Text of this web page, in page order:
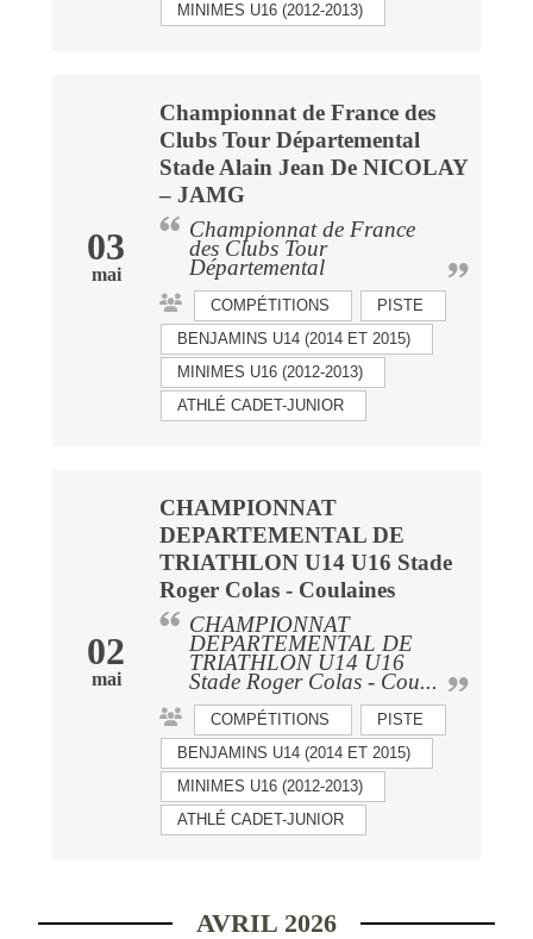
MINIMES U16 (2012-2013)
03
mai
Championnat de France des
Clubs Tour Départemental
Stade Alain Jean De NICOLAY
– JAMG
Championnat de France
des Clubs Tour
Départemental
COMPÉTITIONS
PISTE
BENJAMINS U14 (2014 ET 2015)
MINIMES U16 (2012-2013)
ATHLÉ CADET-JUNIOR
02
mai
CHAMPIONNAT
DEPARTEMENTAL DE
TRIATHLON U14 U16 Stade
Roger Colas - Coulaines
CHAMPIONNAT
DEPARTEMENTAL DE
TRIATHLON U14 U16
Stade Roger Colas - Cou...
COMPÉTITIONS
PISTE
BENJAMINS U14 (2014 ET 2015)
MINIMES U16 (2012-2013)
ATHLÉ CADET-JUNIOR
AVRIL 2026